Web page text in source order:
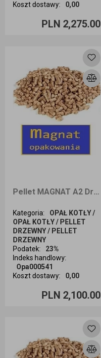
Koszt dostawy: 0,00
PLN 2,275.00
Ilość sztuk
Pellet MAGNAT A2 Drzewny 8mm 1050kg dostawa Śląsk
Kategoria:
OPAŁ KOTŁY /
OPAŁ KOTŁY / PELLET
DRZEWNY / PELLET
DRZEWNY
Podatek:
23%
Indeks handlowy:
Opa000541
Koszt dostawy: 0,00
PLN 2,100.00
Ilość sztuk